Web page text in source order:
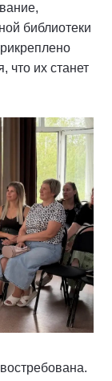
библиотеки
что их станет